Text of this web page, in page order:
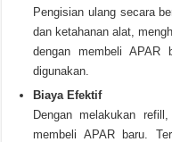
Pengisian ulang secara
dan ketahanan alat,
dengan membeli
digunakan.
Biaya Efektif
Dengan melakukan
membeli APAR baru.